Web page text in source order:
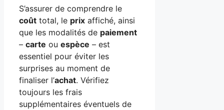
S’assurer de comprendre le
coût total, le prix affiché, ainsi
que les modalités de paiement
– carte ou espèce – est
essentiel pour éviter les
surprises au moment de
finaliser l’achat. Vérifiez
toujours les frais
supplémentaires éventuels de